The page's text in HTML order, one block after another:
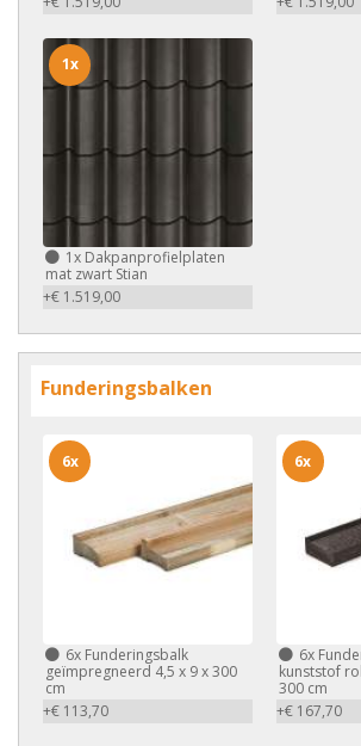
1x Dakpanprofielplaten
mat zwart Stian
+€ 1.519,00
1x
Funderingsbalken
6x Funderingsbalk
geïmpregneerd 4,5 x 9 x 300
cm
+€ 113,70
6x
6x
kunststof
300 cm
+€ 167,70
6x